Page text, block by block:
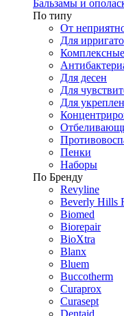
Бальзамы и
По типу
От
Для
Комплексные
Для десен
Для
Для
Пенки
Наборы
По Бренду
Revyline
Beverly Hills
Biomed
Biorepair
BioXtra
Blanx
Bluem
Buccotherm
Curaprox
Curasept